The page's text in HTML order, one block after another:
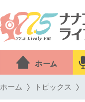
ホーム トピックス